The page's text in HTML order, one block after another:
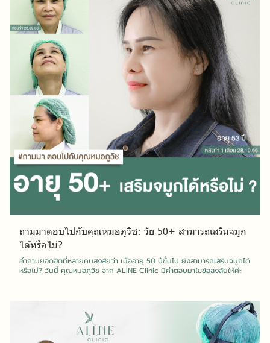
ถามมาตอบไปกับคุณหมอภูวิช: วัย 50+ สามารถเสริมจมูก
ได้หรือไม่?
คำถามยอดฮิตที่หลายคนสงสัยว่า เมื่ออายุ 50 ปีขึ้นไป ยังสามารถเสริมจมูกได้
หรือไม่? วันนี้ คุณหมอภูวิช จาก ALINE Clinic มีคำตอบมาไขข้อสงสัยให้ค่ะ